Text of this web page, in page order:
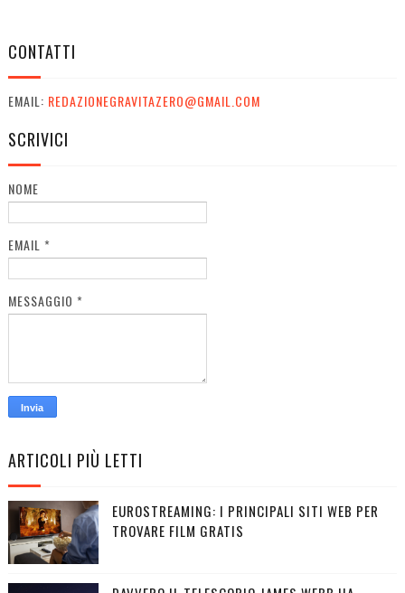
CONTATTI
EMAIL: REDAZIONEGRAVITAZERO@GMAIL.COM
SCRIVICI
NOME
EMAIL *
MESSAGGIO *
ARTICOLI PIÙ LETTI
EUROSTREAMING: I PRINCIPALI SITI WEB PER
TROVARE FILM GRATIS